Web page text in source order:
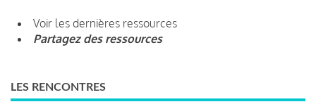
Voir les dernières ressources
Partagez des ressources
LES RENCONTRES